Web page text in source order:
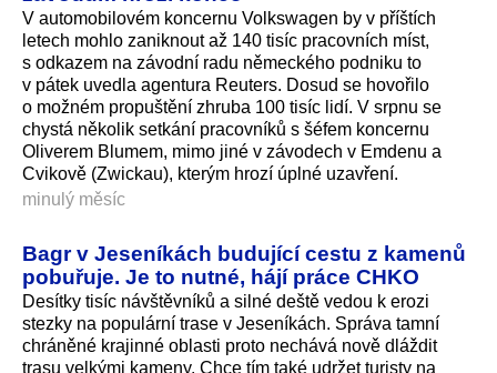
V automobilovém koncernu Volkswagen by v příštích
letech mohlo zaniknout až 140 tisíc pracovních míst,
s odkazem na závodní radu německého podniku to
v pátek uvedla agentura Reuters. Dosud se hovořilo
o možném propuštění zhruba 100 tisíc lidí. V srpnu se
chystá několik setkání pracovníků s šéfem koncernu
Oliverem Blumem, mimo jiné v závodech v Emdenu a
Cvikově (Zwickau), kterým hrozí úplné uzavření.
minulý měsíc
Bagr v Jeseníkách budující cestu z kamenů
pobuřuje. Je to nutné, hájí práce CHKO
Desítky tisíc návštěvníků a silné deště vedou k erozi
stezky na populární trase v Jeseníkách. Správa tamní
chráněné krajinné oblasti proto nechává nově dláždit
trasu velkými kameny. Chce tím také udržet turisty na